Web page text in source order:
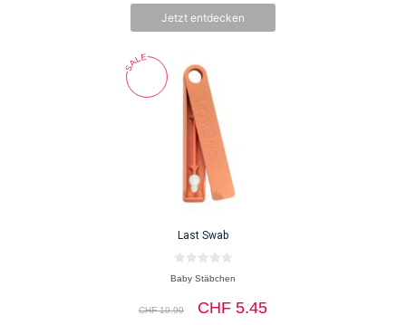
Jetzt entdecken
Last Swab
0
v
n
5
Baby Stäbchen
CHF10.90
Ursprünglicher
CHF 5.45Aktueller